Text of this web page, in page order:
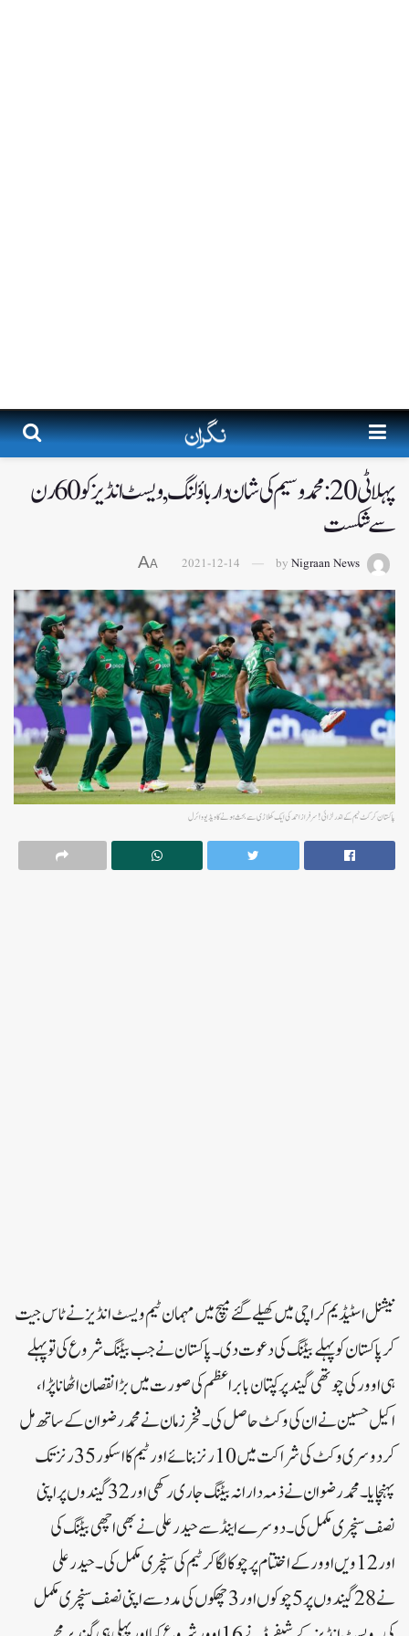
پہلا ٹی20: محمد وسیم کی شان دار باؤلنگ , ویسٹ انڈیز کو 60 رن
سے شکست
by Nigraan News
2021-12-14
A
A
پاکستان کرکٹ ٹیم کے اندر لڑائی! سرفراز احمد کی ایک کھلاڑی سے بحث ہونے کا ویڈیو وائرل
نیشنل اسٹیڈیم کراچی میں کھیلے گئے میچ میں مہمان ٹیم ویسٹ انڈیز نے ٹاس جیت
کر پاکستان کو پہلے بیٹنگ کی دعوت دی۔پاکستان نے جب بیٹنگ شروع کی تو پہلے
ہی اوور کی چوتھی گیند پر کپتان بابراعظم کی صورت میں بڑا نقصان اٹھانا پڑا،
اکیل حسین نے ان کی وکٹ حاصل کی۔فخرزمان نے محمد رضوان کے ساتھ مل
کر دوسری وکٹ کی شراکت میں 10 رنز بنائے اور ٹیم کا اسکور 35 رنز تک
پہنچایا۔محمد رضوان نے ذمہ دارانہ بیٹنگ جاری رکھی اور 32 گیندوں پر اپنی
نصف سنچری مکمل کی۔دوسرے اینڈ سے حیدرعلی نے بھی اچھی بیٹنگ کی
اور 12 ویں اوور کے اختتام پر چوکا لگا کر ٹیم کی سنچری مکمل کی۔حیدرعلی
نے 28 گیندوں پر 5 چوکوں اور 3 چھکوں کی مدد سے اپنی نصف سنچری مکمل